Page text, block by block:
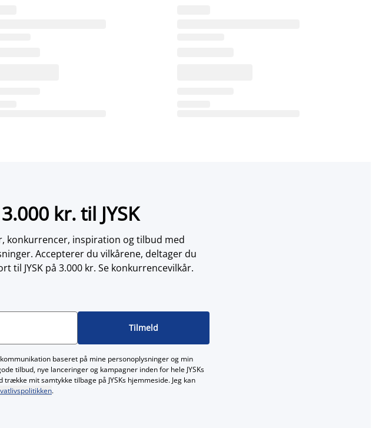
kr. til JYSK
konkurrencer, inspiration og tilbud med
Accepterer du vilkårene, deltager du
JYSK på 3.000 kr. Se konkurrencevilkår.
Tilmeld
baseret på mine personoplysninger og min
tilbud, nye lanceringer og kampagner inden for hele JYSKs
trække mit samtykke tilbage på JYSKs hjemmeside. Jeg kan
.